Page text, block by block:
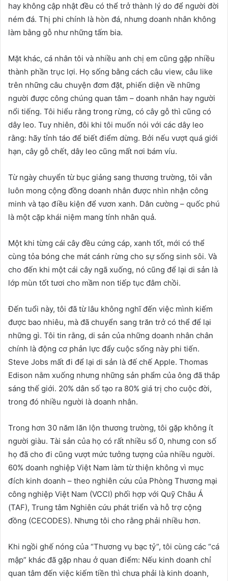
hay không cập nhật đều có thể trở thành lý do để người đời
ném đá. Thị phi chính là hòn đá, nhưng doanh nhân không
làm bằng gỗ như những tấm bia.
Mặt khác, cá nhân tôi và nhiều anh chị em cũng gặp nhiều
thành phần trục lợi. Họ sống bằng cách câu view, câu like
trên những câu chuyện đơm đặt, phiến diện về những
người được công chúng quan tâm – doanh nhân hay người
nổi tiếng. Tôi hiểu rằng trong rừng, có cây gỗ thì cũng có
dây leo. Tuy nhiên, đôi khi tôi muốn nói với các dây leo
rằng: hãy tỉnh táo để biết điểm dừng. Bởi nếu vượt quá giới
hạn, cây gỗ chết, dây leo cũng mất nơi bám víu.
Từ ngày chuyển từ bục giảng sang thương trường, tôi vẫn
luôn mong cộng đồng doanh nhân được nhìn nhận công
minh và tạo điều kiện để vươn xanh. Dân cường – quốc phú
là một cặp khái niệm mang tính nhân quả.
Một khi từng cái cây đều cứng cáp, xanh tốt, mới có thể
cùng tỏa bóng che mát cánh rừng cho sự sống sinh sôi. Và
cho đến khi một cái cây ngã xuống, nó cũng để lại di sản là
lớp mùn tốt tươi cho mầm non tiếp tục đâm chồi.
Đến tuổi này, tôi đã từ lâu không nghĩ đến việc mình kiếm
được bao nhiêu, mà đã chuyển sang trăn trở có thể để lại
những gì. Tôi tin rằng, di sản của những doanh nhân chân
chính là động cơ phản lực đẩy cuộc sống này phi tiến.
Steve Jobs mất đi để lại di sản là đế chế Apple. Thomas
Edison nằm xuống nhưng những sản phẩm của ông đã thắp
sáng thế giới. 20% dân số tạo ra 80% giá trị cho cuộc đời,
trong đó nhiều người là doanh nhân.
Trong hơn 30 năm lăn lộn thương trường, tôi gặp không ít
người giàu. Tài sản của họ có rất nhiều số 0, nhưng con số
họ đã cho đi cũng vượt mức tưởng tượng của nhiều người.
60% doanh nghiệp Việt Nam làm từ thiện không vì mục
đích kinh doanh – theo nghiên cứu của Phòng Thương mại
công nghiệp Việt Nam (VCCI) phối hợp với Quỹ Châu Á
(TAF), Trung tâm Nghiên cứu phát triển và hỗ trợ cộng
đồng (CECODES). Nhưng tôi cho rằng phải nhiều hơn.
Khi ngồi ghế nóng của “Thương vụ bạc tỷ”, tôi cùng các “cá
mập” khác đã gặp nhau ở quan điểm: Nếu kinh doanh chỉ
quan tâm đến việc kiếm tiền thì chưa phải là kinh doanh,